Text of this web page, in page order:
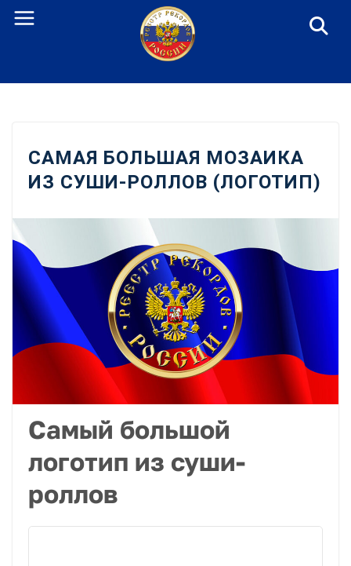
Перейти
САМАЯ БОЛЬШАЯ МОЗАИКА
ИЗ СУШИ-РОЛЛОВ (ЛОГОТИП)
Самый большой
логотип из суши-
роллов